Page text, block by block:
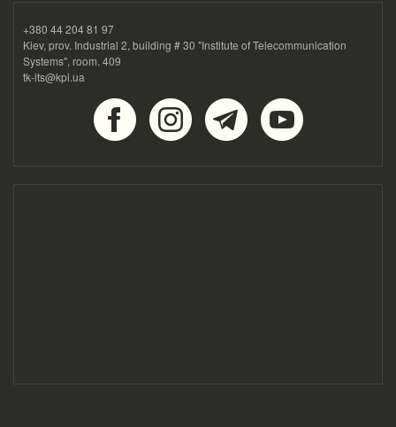
+380 44 204 81 97
Kiev, prov. Industrial 2, building # 30 "Institute of Telecommunication
Systems", room. 409
tk-its@kpi.ua